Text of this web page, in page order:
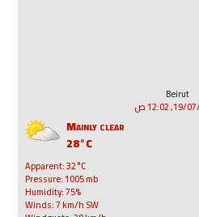
Beirut
12:02 ص
Mainly clear
28°C
Apparent: 32°C
Pressure: 1005 mb
Humidity: 75%
Winds: 7 km/h SW